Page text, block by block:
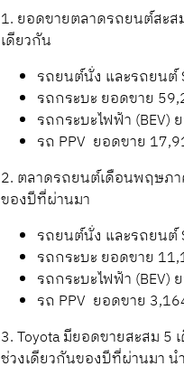
1. ยอดขายตลาดรถยนต์สะส
เดียวกัน
รถยนต์นั่ง และรถยนต์
รถกระบะ ยอดขาย
รถกระบะไฟฟ้า
รถ PPV ยอดขาย
2. ตลาดรถยนต์เดือนพฤษภา
ของปีที่ผ่านมา
รถยนต์นั่ง และรถยนต์
รถกระบะ ยอดขาย
รถกระบะไฟฟ้า
รถ PPV ยอดขาย
3. Toyota มียอดขายสะสม
ช่วงเดียวกันของปีที่ผ่านมา นำ